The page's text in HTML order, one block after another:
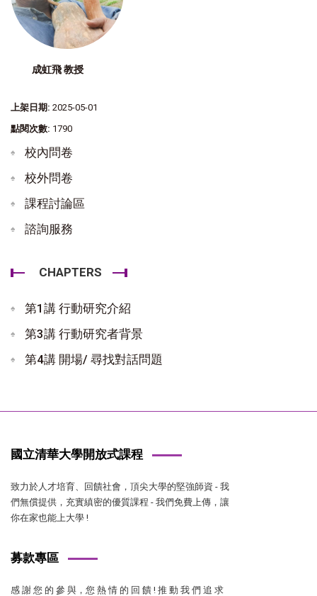
成虹飛 教授
上架日期: 2025-05-01
點閱次數: 1790
校內問卷
校外問卷
課程討論區
諮詢服務
CHAPTERS
第1講 行動研究介紹
第3講 行動研究者背景
第4講 開場/ 尋找對話問題
國立清華大學開放式課程
致力於人才培育、回饋社會，頂尖大學的堅強師資 - 我
們無償提供，充實縝密的優質課程 - 我們免費上傳，讓
你在家也能上大學 !
募款專區
感 謝 您 的 參 與，您 熱 情 的 回 饋 ! 推 動 我 們 追 求